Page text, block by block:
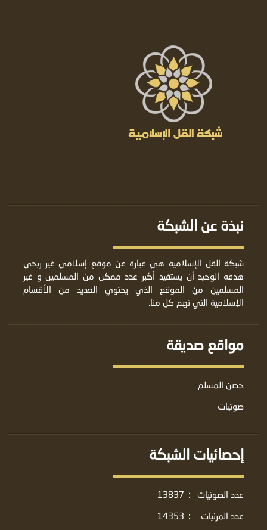
نبذة عن الشبكة
شبكة القل الإسلامية هي عبارة عن موقع إسلامي غير ربحي
هدفه الوحيد أن يستفيد أكبر عدد ممكن من المسلمين و غير
المسلمين من الموقع الذي يحتوي العديد من الأقسام
الإسلامية التي تهم كل منا.
مواقع صديقة
حصن المسلم
صوتيات
إحصائيات الشبكة
عدد الصوتيات :
13837
عدد المرئيات
:
14353